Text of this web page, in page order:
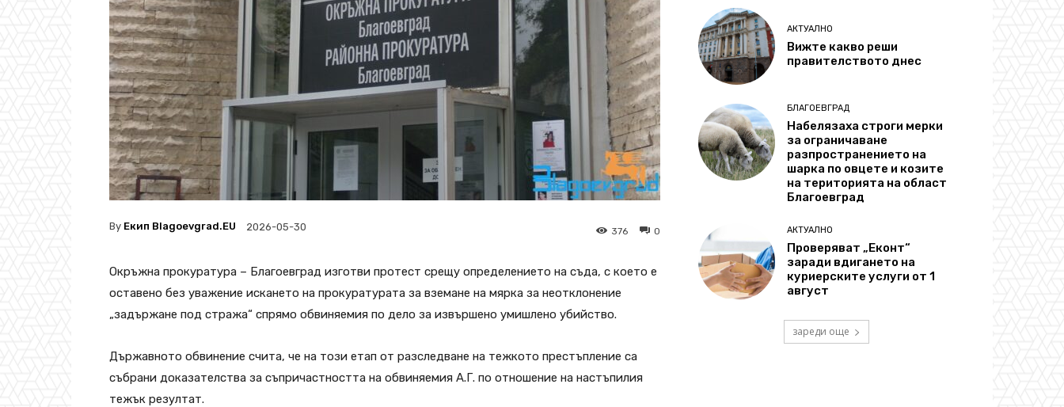
By Екип Blagoevgrad.EU 2026-05-30 0
376
Окръжна прокуратура – Благоевград изготви протест срещу определението на съда, с което е
оставено без уважение искането на прокуратурата за вземане на мярка за неотклонение
„задържане под стража“ спрямо обвиняемия по дело за извършено умишлено убийство.
Държавното обвинение счита, че на този етап от разследване на тежкото престъпление са
събрани доказателства за съпричастността на обвиняемия А.Г. по отношение на настъпилия
тежък резултат.
АКТУАЛНО
Вижте какво реши
правителството днес
БЛАГОЕВГРАД
Набелязаха строги мерки
за ограничаване
разпространението на
шарка по овцете и козите
на територията на област
Благоевград
АКТУАЛНО
Проверяват „Еконт“
заради вдигането на
куриерските услуги от 1
август
зареди още